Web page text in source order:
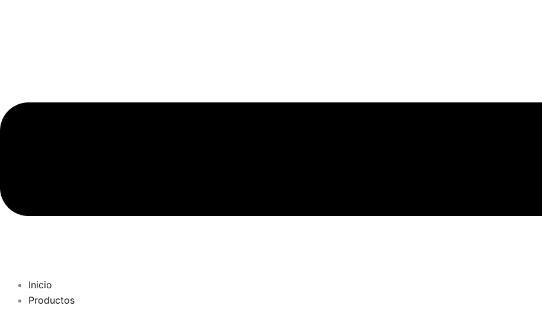
Inicio
Productos